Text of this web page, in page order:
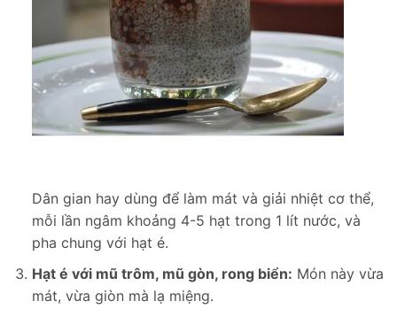
Dân gian hay dùng để làm mát và giải nhiệt cơ thể,
mỗi lần ngâm khoảng 4-5 hạt trong 1 lít nước, và
pha chung với hạt é.
Hạt é với mũ trôm, mũ gòn, rong biển: Món này vừa
mát, vừa giòn mà lạ miệng.